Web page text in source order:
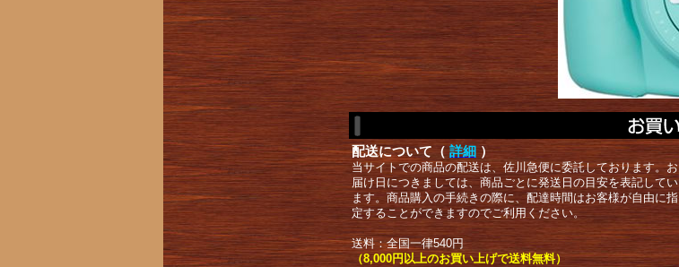
配送について（ 詳細 ）
当サイトでの商品の配送は、佐川急便に委託しております。お
届け日につきましては、商品ごとに発送日の目安を表記してい
ます。商品購入の手続きの際に、配達時間はお客様が自由に指
定することができますのでご利用ください。
送料：全国一律540円
（8,000円以上のお買い上げで送料無料）